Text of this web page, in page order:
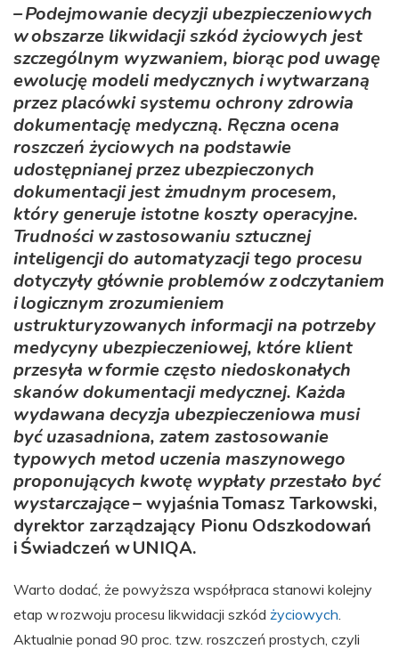
– Podejmowanie decyzji ubezpieczeniowych
w obszarze likwidacji szkód życiowych jest
szczególnym wyzwaniem, biorąc pod uwagę
ewolucję modeli medycznych i wytwarzaną
przez placówki systemu ochrony zdrowia
dokumentację medyczną. Ręczna ocena
roszczeń życiowych na podstawie
udostępnianej przez ubezpieczonych
dokumentacji jest żmudnym procesem,
który generuje istotne koszty operacyjne.
Trudności w zastosowaniu sztucznej
inteligencji do automatyzacji tego procesu
dotyczyły głównie problemów z odczytaniem
i logicznym zrozumieniem
ustrukturyzowanych informacji na potrzeby
medycyny ubezpieczeniowej, które klient
przesyła w formie często niedoskonałych
skanów dokumentacji medycznej. Każda
wydawana decyzja ubezpieczeniowa musi
być uzasadniona, zatem zastosowanie
typowych metod uczenia maszynowego
proponujących kwotę wypłaty przestało być
wystarczające– wyjaśnia Tomasz Tarkowski,
dyrektor zarządzający Pionu Odszkodowań
i Świadczeń w UNIQA.
Warto dodać, że powyższa współpraca stanowi kolejny
etap w rozwoju procesu likwidacji szkód życiowych
Aktualnie ponad 90 proc. tzw. roszczeń prostych, czyli